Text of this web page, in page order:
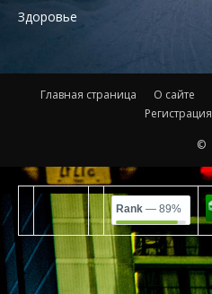
Здоровье
Главная страница О сайте
Регистрация
©
Rank — 89%